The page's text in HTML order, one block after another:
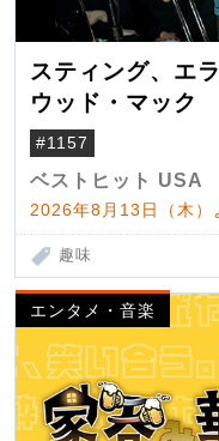
スティング、エ
ウッド・マック
#1157
ベストヒット USA
2026年8月13日（木
趣味
エンタメ・音楽